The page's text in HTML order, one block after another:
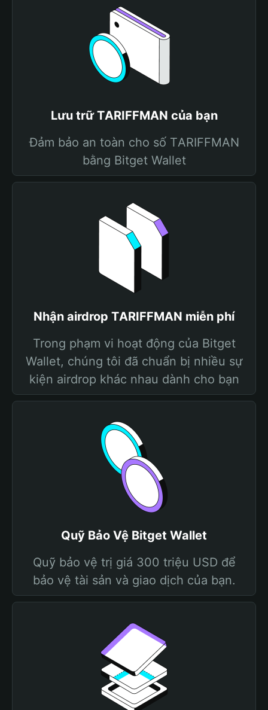
Lưu trữ TАRIFFMAN của bạn
Đảm bảo an toàn cho số TАRIFFMAN
bằng Bitget Wallet
Nhận airdrop TАRIFFMAN miễn phí
Trong phạm vi hoạt động của Bitget
Wallet, chúng tôi đã chuẩn bị nhiều sự
kiện airdrop khác nhau dành cho bạn
Quỹ Bảo Vệ Bitget Wallet
Quỹ bảo vệ trị giá 300 triệu USD để
bảo vệ tài sản và giao dịch của bạn.